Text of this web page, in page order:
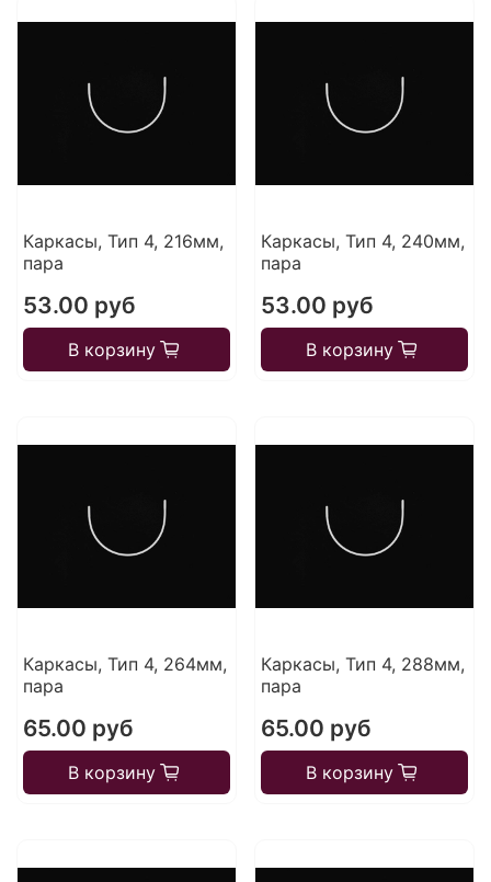
Каркасы, Тип 4, 216мм,
пара
53.00 руб
В корзину
Каркасы, Тип 4, 240мм,
пара
53.00 руб
В корзину
Каркасы, Тип 4, 264мм,
пара
65.00 руб
В корзину
Каркасы, Тип 4, 288мм,
пара
65.00 руб
В корзину